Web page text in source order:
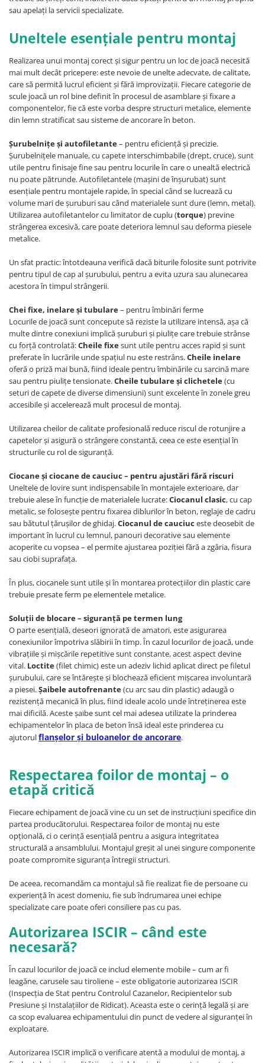
Figurine pe arc
Leagane pentru copii
Panouri interactive educationale
Trambuline exterior
Echipamente fitness cu Panouri
Echipamente fitness pentru batrani
/ adulti
Echipamente fitness pentru copii
Echipamente Terenuri de Sport
Cosuri de baschet
Fileu volei / tenis
Mese de Ping Pong
Porti fotbal / handball
Pardoseli
Tartan turnat
Pergole parcuri
Decoratiuni urbane
Brazi artificiali pentru exterior
Decoratiuni de Paste
Figurine de craciun pentru exterior
Globuri de craciun pentru exterior
Ornamente de craciun pentru
exterior
Reni de craciun pentru exterior
Foisoare
Mese picnic
Ghivece de exterior
Ghivece din beton
Stalpi camere video
Stalpi / bolarzi de delimitare
pentru trotuar
Cismea stradala / gradina
Tomberoane si Pubele de Gunoi
Magazie pubele / tomberoane
Mobilier urban DIZABILITATI
sau apelați la servicii specializate.
Uneltele esențiale pentru montaj
Realizarea unui montaj corect și sigur pentru un loc de joacă necesită
mai mult decât pricepere: este nevoie de unelte adecvate, de calitate,
care să permită lucrul eficient și fără improvizații. Fiecare categorie de
scule joacă un rol bine definit în procesul de asamblare și fixare a
componentelor, fie că este vorba despre structuri metalice, elemente
din lemn stratificat sau sisteme de ancorare în beton.
Șurubelnițe și autofiletante– pentru eficiență și precizie.
Șurubelnițele manuale, cu capete interschimbabile (drept, cruce), sunt
utile pentru finisaje fine sau pentru locurile în care o unealtă electrică
nu poate pătrunde. Autofiletantele (mașini de înșurubat) sunt
esențiale pentru montajele rapide, în special când se lucrează cu
volume mari de șuruburi sau când materialele sunt dure (lemn, metal).
Utilizarea autofiletantelor cu limitator de cuplu (torque) previne
strângerea excesivă, care poate deteriora lemnul sau deforma piesele
metalice.
Un sfat practic: întotdeauna verifică dacă biturile folosite sunt potrivite
pentru tipul de cap al șurubului, pentru a evita uzura sau alunecarea
acestora în timpul strângerii.
Chei fixe, inelare și tubulare– pentru îmbinări ferme
Locurile de joacă sunt concepute să reziste la utilizare intensă, așa că
multe dintre conexiuni implică șuruburi și piulițe care trebuie strânse
cu forță controlată:Cheile fixesunt utile pentru acces rapid și sunt
preferate în lucrările unde spațiul nu este restrâns.Cheile inelare
oferă o priză mai bună, fiind ideale pentru îmbinările cu sarcină mare
sau pentru piulițe tensionate.Cheile tubulare și clichetele(cu
seturi de capete de diverse dimensiuni) sunt excelente în zonele greu
accesibile și accelerează mult procesul de montaj.
Utilizarea cheilor de calitate profesională reduce riscul de rotunjire a
capetelor și asigură o strângere constantă, ceea ce este esențial în
structurile cu rol de siguranță.
Ciocane și ciocane de cauciuc – pentru ajustări fără riscuri
Uneltele de lovire sunt indispensabile în montajele exterioare, dar
trebuie alese în funcție de materialele lucrate:Ciocanul clasic, cu cap
metalic, se folosește pentru fixarea diblurilor în beton, reglaje de cadru
sau bătutul țărușilor de ghidaj.Ciocanul de cauciuc este deosebit de
important în lucrul cu lemnul, panouri decorative sau elemente
acoperite cu vopsea – el permite ajustarea poziției fără a zgâria, fisura
sau ciobi suprafața.
În plus, ciocanele sunt utile și în montarea protecțiilor din plastic care
trebuie presate ferm pe elementele metalice.
Soluții de blocare – siguranță pe termen lung
O parte esențială, deseori ignorată de amatori, este asigurarea
conexiunilor împotriva slăbirii în timp. În cazul locurilor de joacă, unde
vibrațiile și mișcările repetitive sunt constante, acest aspect devine
vital. Loctite(filet chimic) este un adeziv lichid aplicat direct pe filetul
șurubului, care se întărește și blochează eficient mișcarea involuntară
a piesei.Șaibele autofrenante(cu arc sau din plastic) adaugă o
rezistență mecanică în plus, fiind ideale acolo unde întreținerea este
mai dificilă. Aceste șaibe sunt cel mai adesea utilizate la prinderea
echipamentelor în placa de beton însă ideal este prinderea cu
ajutorulflanșelor și buloanelor de ancorare.
Respectarea foilor de montaj – o
etapă critică
Fiecare echipament de joacă vine cu un set de instrucțiuni specifice din
partea producătorului. Respectarea foilor de montaj nu este
opțională, ci o cerință esențială pentru a asigura integritatea
structurală a ansamblului. Montajul greșit al unei singure componente
poate compromite siguranța întregii structuri.
De aceea, recomandăm ca montajul să fie realizat fie de persoane cu
experiență în acest domeniu, fie sub îndrumarea unei echipe
specializate care poate oferi consiliere pas cu pas.
Autorizarea ISCIR – când este
necesară?
În cazul locurilor de joacă ce includ elemente mobile – cum ar fi
leagăne, carusele sau tiroliene – este obligatorie autorizarea ISCIR
(Inspecția de Stat pentru Controlul Cazanelor, Recipientelor sub
Presiune și Instalațiilor de Ridicat). Aceasta este o cerință legală și are
ca scop evaluarea echipamentului din punct de vedere al siguranței în
exploatare.
Autorizarea ISCIR implică o verificare atentă a modului de montaj, a